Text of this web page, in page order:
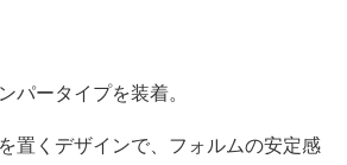
パータイプを装着。
置くデザインで、フォルムの安定感